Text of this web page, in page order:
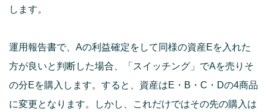
します。
運用報告書で、Aの利益確定をして同様の資産Eを入れた
方が良いと判断した場合、「スイッチング」でAを売りそ
の分Eを購入します。すると、資産はE・B・C・Dの4商品
に変更となります。しかし、これだけではその先の購入は